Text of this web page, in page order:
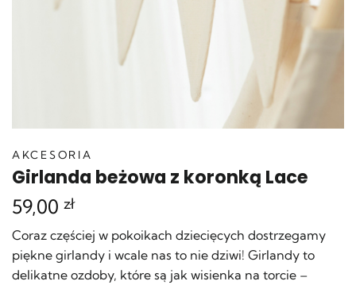
AKCESORIA
Girlanda beżowa z koronką Lace
59,00 zł
Coraz częściej w pokoikach dziecięcych dostrzegamy
piękne girlandy i wcale nas to nie dziwi! Girlandy to
delikatne ozdoby, które są jak wisienka na torcie –